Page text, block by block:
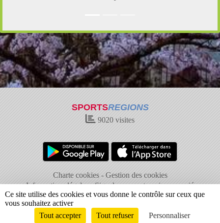
SPORTSREGIONS
9020 visites
Charte cookies
Gestion des cookies
Informations légales
Signaler un contenu inapproprié
Envie de participer ? Connexion
Ce site utilise des cookies et vous donne le contrôle sur ceux que
vous souhaitez activer
Tout accepter
Tout refuser Personnaliser